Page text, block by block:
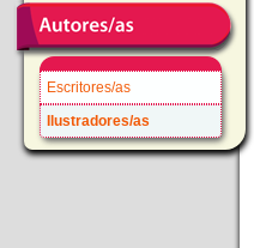
Escritores/as
Ilustradores/as